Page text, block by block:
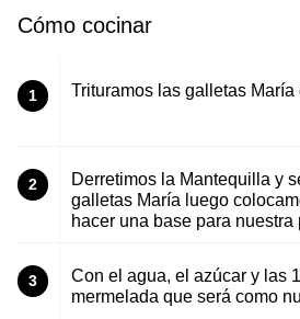
Cómo cocinar
1 Trituramos las galletas María
2
Derretimos la Mantequilla y
galletas María luego
hacer una base para nuestra
3
Con el agua, el azúcar y las
mermelada que será como